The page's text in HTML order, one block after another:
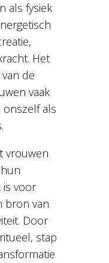
als fysiek
Het
de
vaak
onszelf als
vrouwen
is voor
bron van
Door
stap